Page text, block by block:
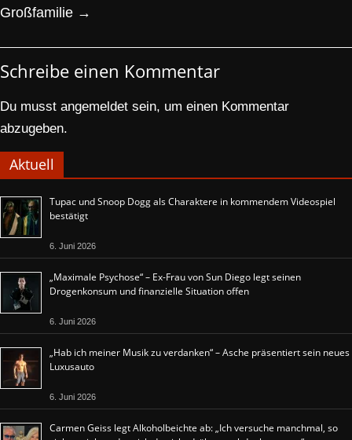
Großfamilie →
Schreibe einen Kommentar
Du musst angemeldet sein, um einen Kommentar
abzugeben.
Aktuell
Tupac und Snoop Dogg als Charaktere in kommendem Videospiel
bestätigt
6. Juni 2026
„Maximale Psychose“ – Ex-Frau von Sun Diego legt seinen
Drogenkonsum und finanzielle Situation offen
6. Juni 2026
„Hab ich meiner Musik zu verdanken“ – Asche präsentiert sein neues
Luxusauto
6. Juni 2026
Carmen Geiss legt Alkoholbeichte ab: „Ich versuche manchmal, so